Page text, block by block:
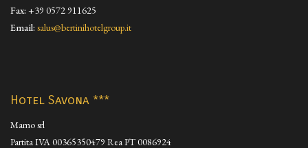
Fax: +39 0572 911625
Email: salus@bertinihotelgroup.it
Hotel Savona ***
Mamo srl
Partita IVA 00365350479 Rea PT 0086924